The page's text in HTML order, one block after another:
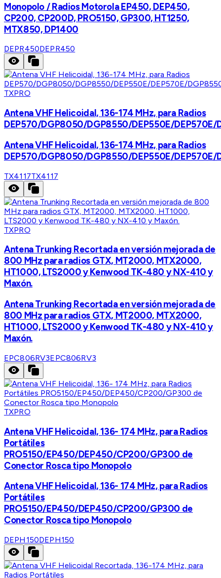
Monopolo / Radios Motorola EP450, DEP450,
CP200, CP200D, PRO5150, GP300, HT1250,
MTX850, DP1400
DEPR450DEPR450
TXPRO
Antena VHF Helicoidal, 136-174 MHz, para Radios
DEP570/DGP8050/DGP8550/DEP550E/DEP570E/
Antena VHF Helicoidal, 136-174 MHz, para Radios
DEP570/DGP8050/DGP8550/DEP550E/DEP570E/
TX4117TX4117
TXPRO
Antena Trunking Recortada en versión mejorada de
800 MHz para radios GTX, MT2000, MTX2000,
HT1000, LTS2000 y Kenwood TK-480 y NX-410 y
Maxón.
Antena Trunking Recortada en versión mejorada de
800 MHz para radios GTX, MT2000, MTX2000,
HT1000, LTS2000 y Kenwood TK-480 y NX-410 y
Maxón.
EPC806RV3EPC806RV3
TXPRO
Antena VHF Helicoidal, 136- 174 MHz, para Radios
Portátiles
PRO5150/EP450/DEP450/CP200/GP300 de
Conector Rosca tipo Monopolo
Antena VHF Helicoidal, 136- 174 MHz, para Radios
Portátiles
PRO5150/EP450/DEP450/CP200/GP300 de
Conector Rosca tipo Monopolo
DEPH150DEPH150